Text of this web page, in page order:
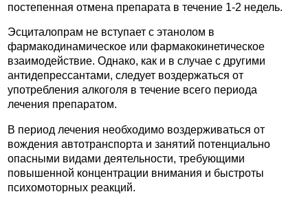
постепенная отмена препарата в течение 1-2 недель.
Эсциталопрам не вступает с этанолом в
фармакодинамическое или фармакокинетическое
взаимодействие. Однако, как и в случае с другими
антидепрессантами, следует воздержаться от
употребления алкоголя в течение всего периода
лечения препаратом.
В период лечения необходимо воздерживаться от
вождения автотранспорта и занятий потенциально
опасными видами деятельности, требующими
повышенной концентрации внимания и быстроты
психомоторных реакций.